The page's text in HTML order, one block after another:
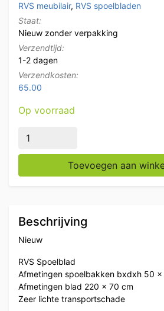
RVS meubilair, RVS spoelbladen
Staat:
Nieuw zonder verpakking
Verzendtijd:
1-2 dagen
Verzendkosten:
65.00
Op voorraad
RVS Spoelblad Dubbele
Toevoegen aan
Beschrijving
Nieuw
RVS Spoelblad
Afmetingen spoelbakken bxdxh 50
Afmetingen blad 220 x 70 cm
Zeer lichte transportschade